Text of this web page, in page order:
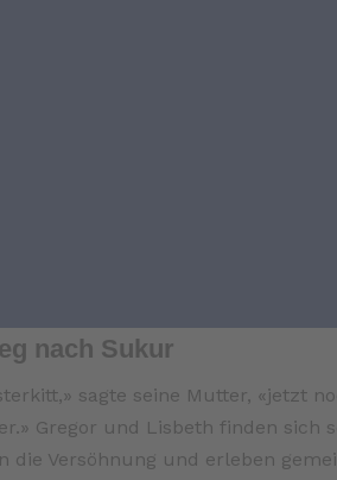
nach Sukur
sagte seine Mutter, «jetzt
Gregor und Lisbeth finden sich
die Versöhnung und erleben